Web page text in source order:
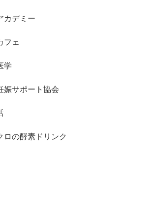
カデミー
フェ
学
娠サポート協会
ロの酵素ドリンク